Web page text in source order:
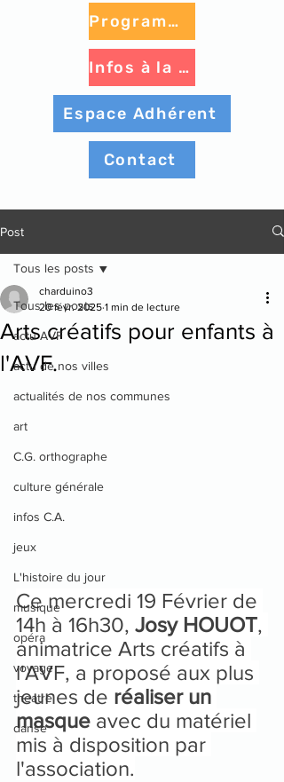
Contact
Espace Adhérent
Infos à la une
Programme à venir
Post
Tous les posts
actu AVF
actu de nos villes
actualités de nos communes
art
C.G. orthographe
culture générale
infos C.A.
jeux
L'histoire du jour
musique
opéra
voyage
theatre
danse
Tous les posts
Arts créatifs pour enfants à
l'AVF.
charduino3
20 févr. 2025 1 min de lecture
Ce mercredi 19 Février de
14h à 16h30, Josy HOUOT,
animatrice Arts créatifs à
l'AVF, a proposé aux plus
jeunes de réaliser un
masque avec du matériel
mis à disposition par
l'association.